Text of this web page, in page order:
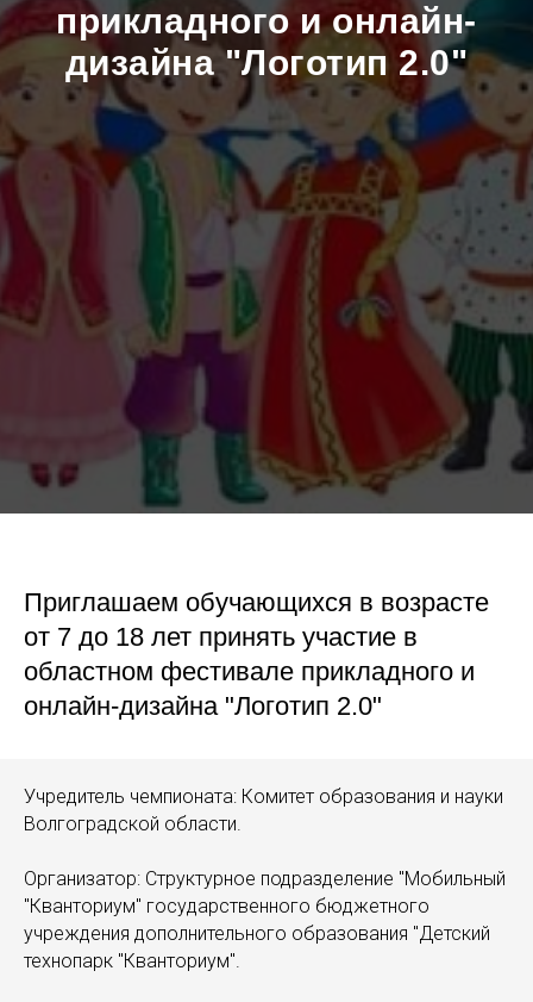
прикладного и онлайн-
дизайна "Логотип 2.0"
Приглашаем обучающихся в возрасте
от 7 до 18 лет принять участие в
областном фестивале прикладного и
онлайн-дизайна "Логотип 2.0"
Учредитель чемпионата: Комитет образования и науки
Волгоградской области.
Организатор: Структурное подразделение "Мобильный
"Кванториум" государственного бюджетного
учреждения дополнительного образования "Детский
технопарк "Кванториум".